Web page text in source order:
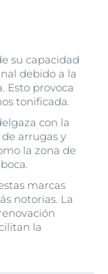
su capacidad
debido a la
Esto provoca
tonificada.
con la
arrugas y
la zona de
marcas
notorias. La
la